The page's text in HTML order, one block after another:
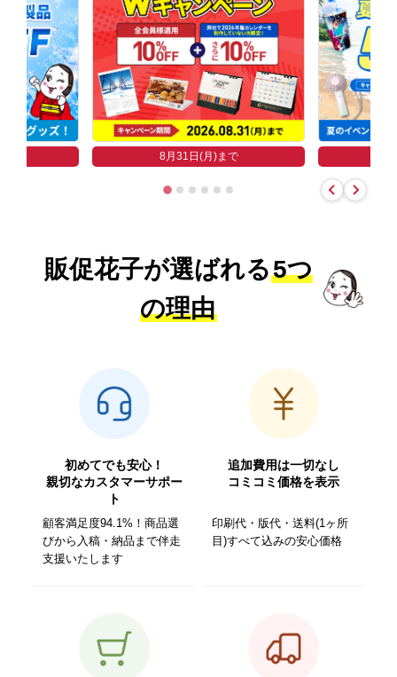
8月31日(月)まで
販促花子が選ばれる5つ
の理由
初めてでも安心！
親切なカスタマーサポー
ト
顧客満足度94.1%！商品選
びから入稿・納品まで伴走
支援いたします
追加費用は一切なし
コミコミ価格を表示
印刷代・版代・送料(1ヶ所
目)すべて込みの安心価格